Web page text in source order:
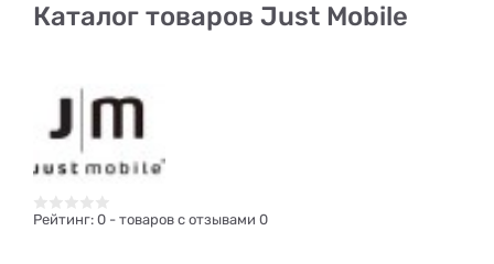
Каталог товаров Just Mobile
Рейтинг: 0 - товаров с отзывами 0